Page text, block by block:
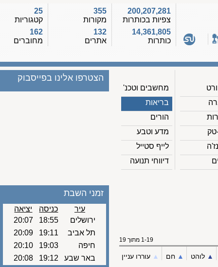
200,207,281
צפיות בכותרות
14,361,805
כותרות
355
מקורות
132
אתרים
קטגוריות
162
מחוברים
מחשבים וטכנ'
בריאות
הורים
מדע וטבע
לייף סטייל
דיווחי תנועה
הצטרפו אלינו בפייסבוק
1-19 מתוך 19
לוהט ▲︎ חם ▲︎ עוררו עניין
זמני השבת
עיר כניסה
יציאה
ירושלים
18:55
20:07
תל אביב
19:11
20:09
חיפה
19:03
20:10
באר שבע
19:12
20:08